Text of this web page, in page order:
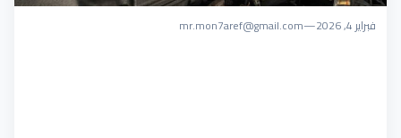
فبراير 4, 2026 —
mr.mon7aref@gmail.com